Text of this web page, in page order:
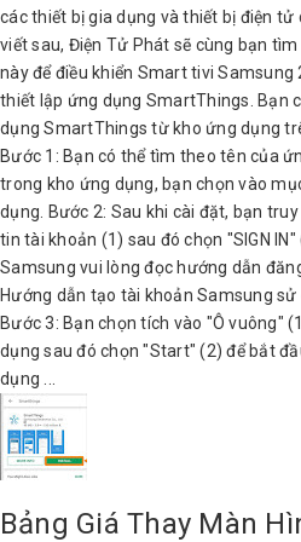
các thiết bị gia dụng và thiết bị điện tử
viết sau, Điện Tử Phát sẽ cùng bạn
này để điều khiển Smart tivi Samsung
thiết lập ứng dụng SmartThings. Bạn
dụng SmartThings từ kho ứng dụng
Bước 1: Bạn có thể tìm theo tên của
trong kho ứng dụng, bạn chọn vào
dụng. Bước 2: Sau khi cài đặt, bạn
tin tài khoản (1) sau đó chọn "SIGN
Samsung vui lòng đọc hướng dẫn
Hướng dẫn tạo tài khoản Samsung
Bước 3: Bạn chọn tích vào "Ô vuông"
dụng sau đó chọn "Start" (2) để bắt
dụng ...
Bảng Giá Thay Màn